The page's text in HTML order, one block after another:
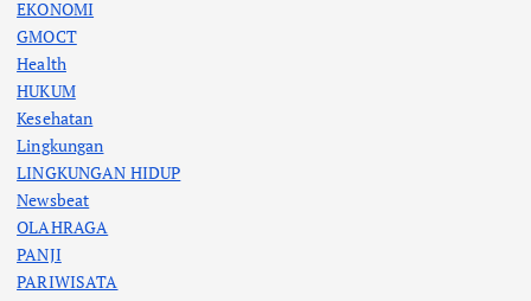
EKONOMI
GMOCT
Health
HUKUM
Kesehatan
Lingkungan
LINGKUNGAN HIDUP
Newsbeat
OLAHRAGA
PANJI
PARIWISATA